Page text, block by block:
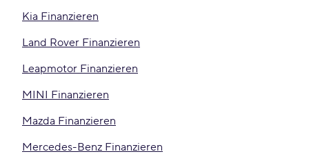
Kia Finanzieren
Land Rover Finanzieren
Leapmotor Finanzieren
MINI Finanzieren
Mazda Finanzieren
Mercedes-Benz Finanzieren